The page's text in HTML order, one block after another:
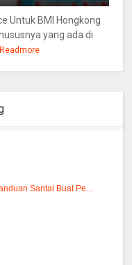
Untuk BMI Hongkong
yang ada di
Readmore
Santai Buat Pe...